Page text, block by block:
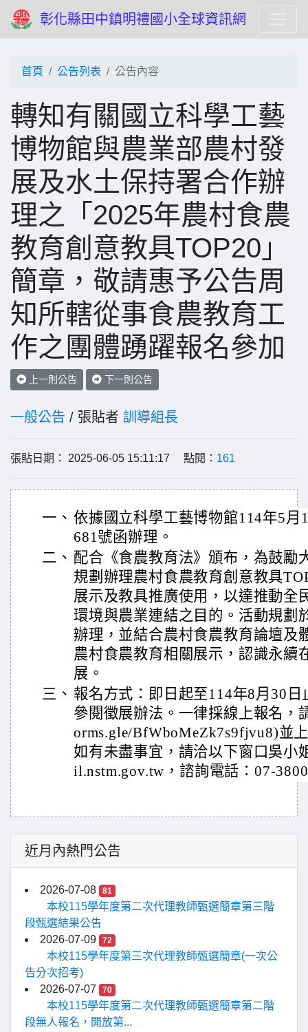
彰化縣田中鎮明禮國小全球資訊網
首頁 公告列表 公告內容
轉知有關國立科學工藝
博物館與農業部農村發
展及水土保持署合作辦
理之「2025年農村食農
教育創意教具TOP20」
簡章，敬請惠予公告周
知所轄從事食農教育工
作之團體踴躍報名參加
上一則公告 下一則公告
一般公告 / 張貼者 訓導組長
張貼日期： 2025-06-05 15:11:17 點閱： 161
一、 依據國立科學工藝博物館114年5月
681號函辦理。
二、 配合《食農教育法》頒布，為鼓勵
規劃辦理農村食農教育創意教具
展示及教具推廣使用，以達推動全
環境與農業連結之目的。活動規劃
辦理，並結合農村食農教育論壇及
農村食農教育相關展示，認識永續
展。
三、 報名方式：即日起至114年8月30
參閱徵展辦法。一律採線上報名，
orms.gle/BfWboMeZk7s9fjvu8)並
如有未盡事宜，請洽以下窗口吳小
il.nstm.gov.tw，諮詢電話：07-
近月內熱門公告
2026-07-08 81
本校115學年度第二次代理教師甄選簡章第三階
段甄選結果公告
2026-07-09
72
本校115學年度第三次代理教師甄選簡章(一次公
告分次招考)
2026-07-07
70
本校115學年度第二次代理教師甄選簡章第二階
段無人報名，開放第...